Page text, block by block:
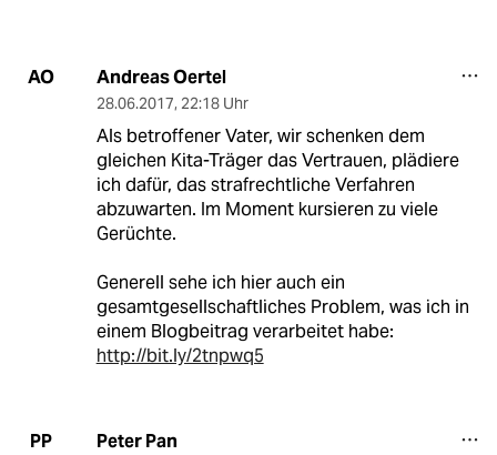
AO Andreas Oertel
28.06.2017, 22:18 Uhr
Als betroffener Vater, wir schenken dem
gleichen Kita-Träger das Vertrauen, plädiere
ich dafür, das strafrechtliche Verfahren
abzuwarten. Im Moment kursieren zu viele
Gerüchte.
Generell sehe ich hier auch ein
gesamtgesellschaftliches Problem, was ich in
einem Blogbeitrag verarbeitet habe:
http://bit.ly/2tnpwq5
PP Peter Pan